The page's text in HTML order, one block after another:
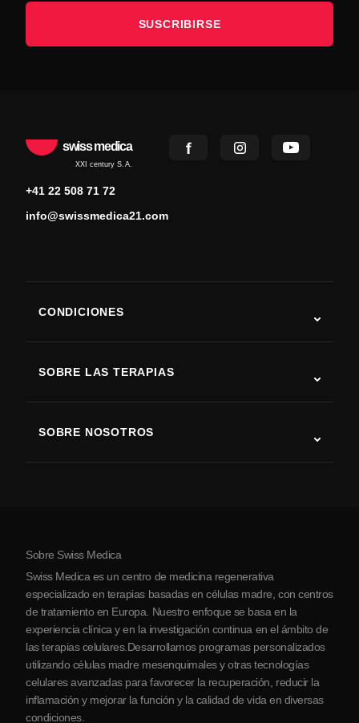
SUSCRIBIRSE
swiss medica
XXI century S.A.
+41 22 508 71 72
info@swissmedica21.com
CONDICIONES
Enfermedad de Parkinson
Artritis
SOBRE LAS TERAPIAS
SOBRE NOSOTROS
Sobre Serbia
Colaboraciones
Sobre Swiss Medica
Swiss Medica es un centro de medicina regenerativa
especializado en terapias basadas en células madre, con centros
de tratamiento en Europa. Nuestro enfoque se basa en la
experiencia clínica y en la investigación continua en el ámbito de
las terapias celulares.Desarrollamos programas personalizados
utilizando células madre mesenquimales y otras tecnologías
celulares avanzadas para favorecer la recuperación, reducir la
inflamación y mejorar la función y la calidad de vida en diversas
condiciones.